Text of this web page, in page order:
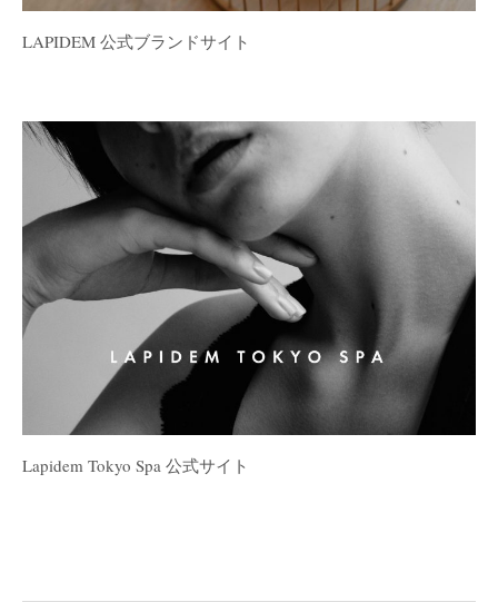
LAPIDEM 公式ブランドサイト
Lapidem Tokyo Spa 公式サイト